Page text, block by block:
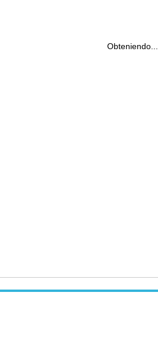
Obteniendo...